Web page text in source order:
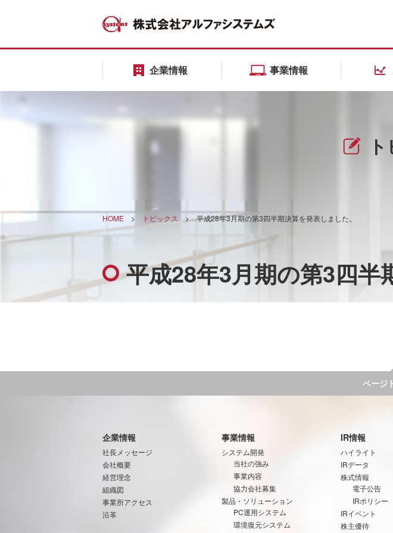
企業情報 事業情報
HOME > トピックス >平成28年3月期の第3四半期決算を発表しました。
平成28年3月期の第3四半
ページ
企業情報
社長メッセージ
会社概要
経営理念
組織図
事業所アクセス
沿革
事業情報
システム開発
当社の強み
事業内容
協力会社募集
製品・ソリューション
PC運用システム
環境復元システム
IR情報
ハイライト
IRデータ
株式情報
電子公告
IRポリシー
IRイベント
株主優待